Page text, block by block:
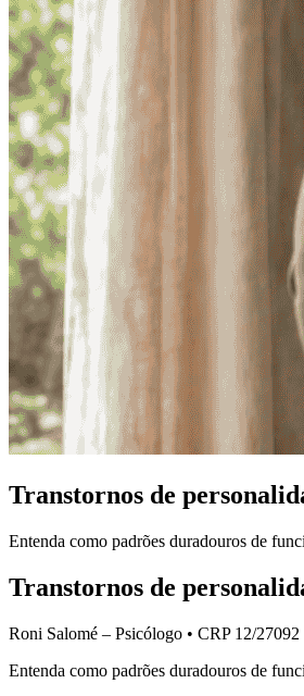
Transtornos de
Entenda como padrões duradouros de
Transtornos de
Roni Salomé – Psicólogo • CRP 12/27092
Entenda como padrões duradouros de